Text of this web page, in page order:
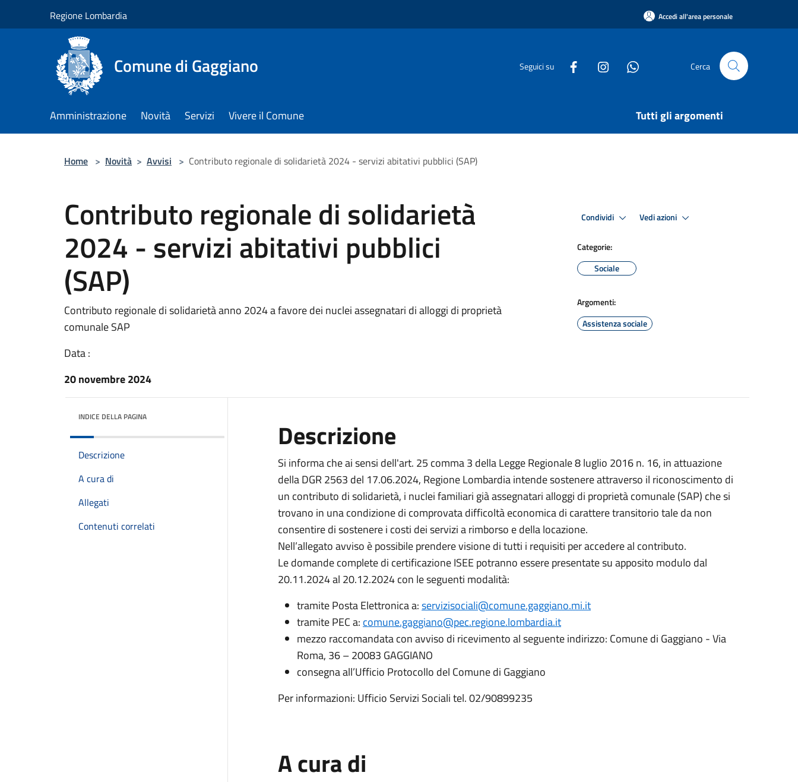
Regione Lombardia Accedi all'area personale
Comune di Gaggiano Seguici su Cerca
Amministrazione Novità Servizi Vivere il Comune Tutti gli argomenti
Home > Novità > Avvisi > Contributo regionale di solidarietà 2024 - servizi abitativi pubblici (SAP)
Contributo regionale di solidarietà
2024 - servizi abitativi pubblici
(SAP)
Contributo regionale di solidarietà anno 2024 a favore dei nuclei assegnatari di alloggi di proprietà
comunale SAP
Data :
20 novembre 2024
Condividi Vedi azioni
Categorie:
Sociale
Argomenti:
Assistenza sociale
INDICE DELLA PAGINA
Descrizione
A cura di
Allegati
Contenuti correlati
Descrizione
Si informa che ai sensi dell'art. 25 comma 3 della Legge Regionale 8 luglio 2016 n. 16, in attuazione
della DGR 2563 del 17.06.2024, Regione Lombardia intende sostenere attraverso il riconoscimento di
un contributo di solidarietà, i nuclei familiari già assegnatari alloggi di proprietà comunale (SAP) che si
trovano in una condizione di comprovata difficoltà economica di carattere transitorio tale da non
consentire di sostenere i costi dei servizi a rimborso e della locazione.
Nell’allegato avviso è possibile prendere visione di tutti i requisiti per accedere al contributo.
Le domande complete di certificazione ISEE potranno essere presentate su apposito modulo dal
20.11.2024 al 20.12.2024 con le seguenti modalità:
tramite Posta Elettronica a:servizisociali@comune.gaggiano.mi.it
tramite PEC a: comune.gaggiano@pec.regione.lombardia.it
mezzo raccomandata con avviso di ricevimento al seguente indirizzo: Comune di Gaggiano - Via
Roma, 36 – 20083 GAGGIANO
consegna all’Ufficio Protocollo del Comune di Gaggiano
Per informazioni: Ufficio Servizi Sociali tel. 02/90899235
A cura di